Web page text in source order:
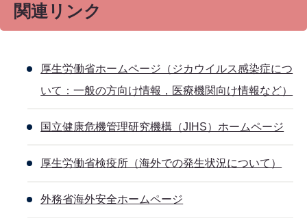
関連リンク
厚生労働省ホームページ（ジカウイルス感染症につ
いて：一般の方向け情報，医療機関向け情報など）
国立健康危機管理研究機構（JIHS）ホームページ
厚生労働省検疫所（海外での発生状況について）
外務省海外安全ホームページ